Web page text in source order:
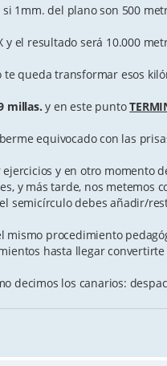
si 1mm. del plano son 500
y el resultado será 10.000
te queda transformar esos
millas. y en este punto
equivocado con las
y en otro momento
y más tarde, nos metemos
semicírculo debes añadir/
mismo procedimiento
hasta llegar
decimos los canarios: